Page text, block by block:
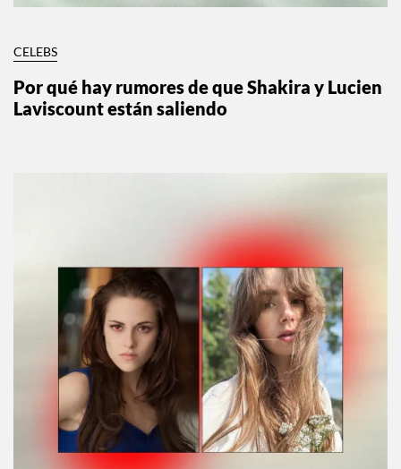
CELEBS
Por qué hay rumores de que Shakira y Lucien
Laviscount están saliendo